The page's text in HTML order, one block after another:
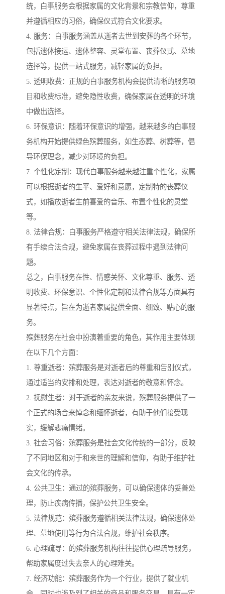
统，白事服务会根据家属的文化背景和宗教信仰，尊重
并遵循相应的习俗，确保仪式符合文化要求。
4. 服务：白事服务涵盖从逝者去世到安葬的各个环节，
包括遗体接运、遗体整容、灵堂布置、丧葬仪式、墓地
选择等，提供一站式服务，减轻家属的负担。
5. 透明收费：正规的白事服务机构会提供清晰的服务项
目和收费标准，避免隐性收费，确保家属在透明的环境
中做出选择。
6. 环保意识：随着环保意识的增强，越来越多的白事服
务机构开始提供绿色殡葬服务，如生态葬、树葬等，倡
导环保理念，减少对环境的负担。
7. 个性化定制：现代白事服务越来越注重个性化，家属
可以根据逝者的生平、爱好和意愿，定制特的丧葬仪
式，如播放逝者生前喜爱的音乐、布置个性化的灵堂
等。
8. 法律合规：白事服务严格遵守相关法律法规，确保所
有手续合法合规，避免家属在丧葬过程中遇到法律问
题。
总之，白事服务在性、情感关怀、文化尊重、服务、透
明收费、环保意识、个性化定制和法律合规等方面具有
显著特点，旨在为逝者家属提供全面、细致、贴心的服
务。
殡葬服务在社会中扮演着重要的角色，其作用主要体现
在以下几个方面：
1. 尊重逝者：殡葬服务是对逝者后的尊重和告别仪式，
通过适当的安排和处理，表达对逝者的敬意和怀念。
2. 抚慰生者：对于逝者的亲友来说，殡葬服务提供了一
个正式的场合来悼念和缅怀逝者，有助于他们接受现
实，缓解悲痛情绪。
3. 社会习俗：殡葬服务是社会文化传统的一部分，反映
了不同地区和对于和来世的理解和信仰，有助于维护社
会文化的传承。
4. 公共卫生：通过的殡葬服务，可以确保遗体的妥善处
理，防止疾病传播，保护公共卫生安全。
5. 法律规范：殡葬服务遵循相关法律法规，确保遗体处
理、墓地使用等行为合法合规，维护社会秩序。
6. 心理疏导：的殡葬服务机构往往提供心理疏导服务，
帮助家属度过失去亲人的心理难关。
7. 经济功能：殡葬服务作为一个行业，提供了就业机